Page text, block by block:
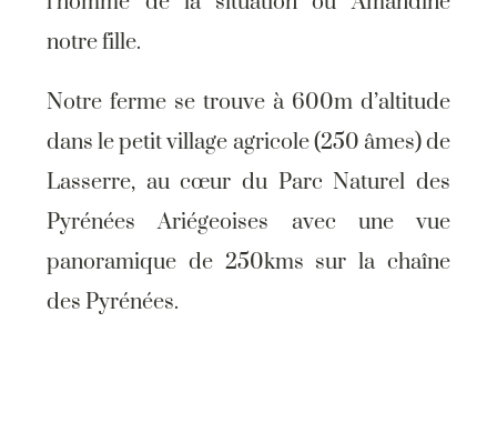
notre fille.
Notre ferme se trouve à 600m d’altitude
dans le petit village agricole (250 âmes) de
Lasserre, au cœur du Parc Naturel des
Pyrénées Ariégeoises avec une vue
panoramique de 250kms sur la chaîne
des Pyrénées.